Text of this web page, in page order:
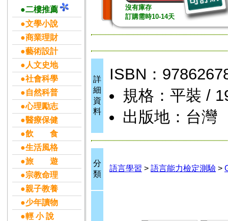
●二樓推薦
●文學小說
●商業理財
●藝術設計
●人文史地
●社會科學
●自然科普
●心理勵志
●醫療保健
●飲 食
●生活風格
●旅 遊
●宗教命理
●親子教養
●少年讀物
●輕 小 說
沒有庫存
訂購需時10-14天
詳
細
資
料
ISBN：
規格：平裝 /
出版地：台灣
分
類
語言學習 > 語言能力檢定測驗 >